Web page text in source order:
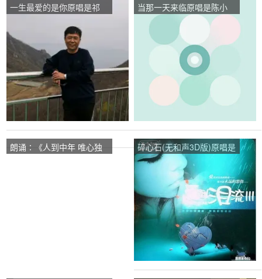
一生最爱的是你原唱是祁
放:89)
当那一天来临原唱是陈小
涛，由快乐一生翻唱(播
放:35)
朗诵∶《人到中年 唯心独
碎心石(无和声3D版)原唱是
谢军，由快乐一生翻唱(播